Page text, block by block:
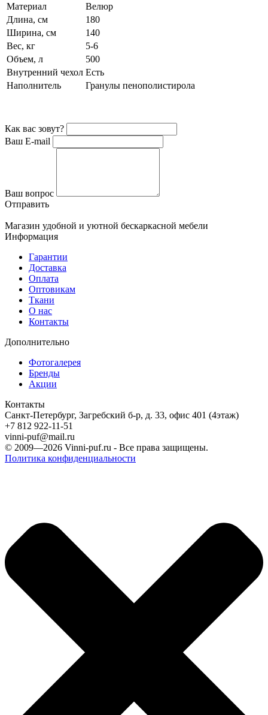
Материал
Велюр
Длина, см
180
Ширина, см
140
Вес, кг
5-6
Объем, л
500
Внутренний чехол Есть
Наполнитель
Гранулы пенополистирола
Как вас зовут?
Ваш E-mail
Ваш вопрос
Отправить
Магазин удобной и уютной бескаркасной мебели
Информация
Гарантии
Доставка
Оплата
Оптовикам
Ткани
О нас
Контакты
Дополнительно
Фотогалерея
Бренды
Акции
Контакты
Санкт-Петербург, Загребский б-р, д. 33, офис 401 (4этаж)
+7 812 922-11-51
vinni-puf@mail.ru
© 2009—2026 Vinni-puf.ru - Все права защищены.
Политика конфиденциальности